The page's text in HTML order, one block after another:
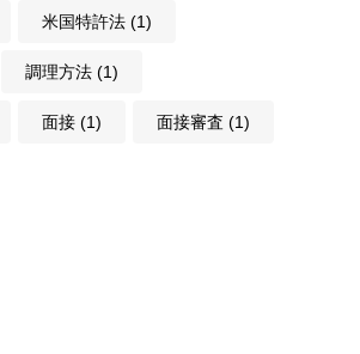
米国特許法 (1)
調理方法 (1)
面接 (1) 面接審査 (1)